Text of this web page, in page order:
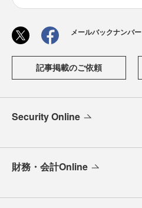
メールバックナンバー
記事掲載のご依頼
Security Online
財務・会計Online